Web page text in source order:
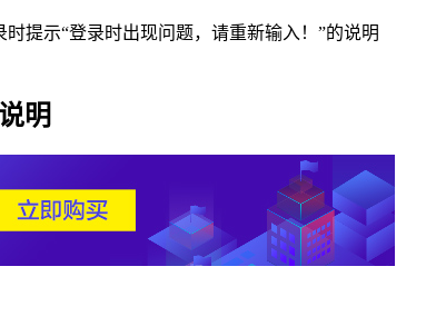
时提示“登录时出现问题，请重新输入！”的说明
明